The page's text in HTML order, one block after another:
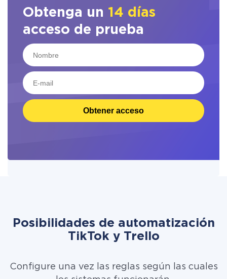
Obtenga un 14 días
acceso de prueba
Obtener acceso
Posibilidades de automatización
TikTok y Trello
Configure una vez las reglas según las cuales